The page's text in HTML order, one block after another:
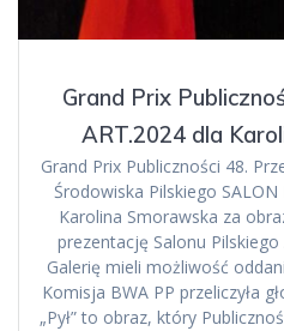
Grand Prix
ART.2024 dla
Grand Prix Publiczności 48.
Środowiska Pilskiego SALON
Karolina Smorawska za
prezentację Salonu
Galerię mieli możliwość
Komisja BWA PP przeliczyła
„Pył” to obraz, który